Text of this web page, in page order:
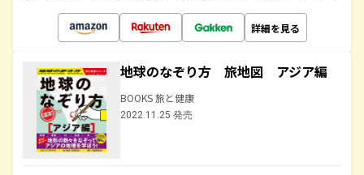
詳細を見る
地球のなぞり方 旅地図 アジア編
BOOKS 旅と健康
2022.11.25 発売